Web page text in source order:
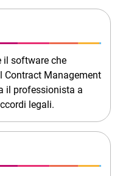
il software che
Contract Management
il professionista a
legali.